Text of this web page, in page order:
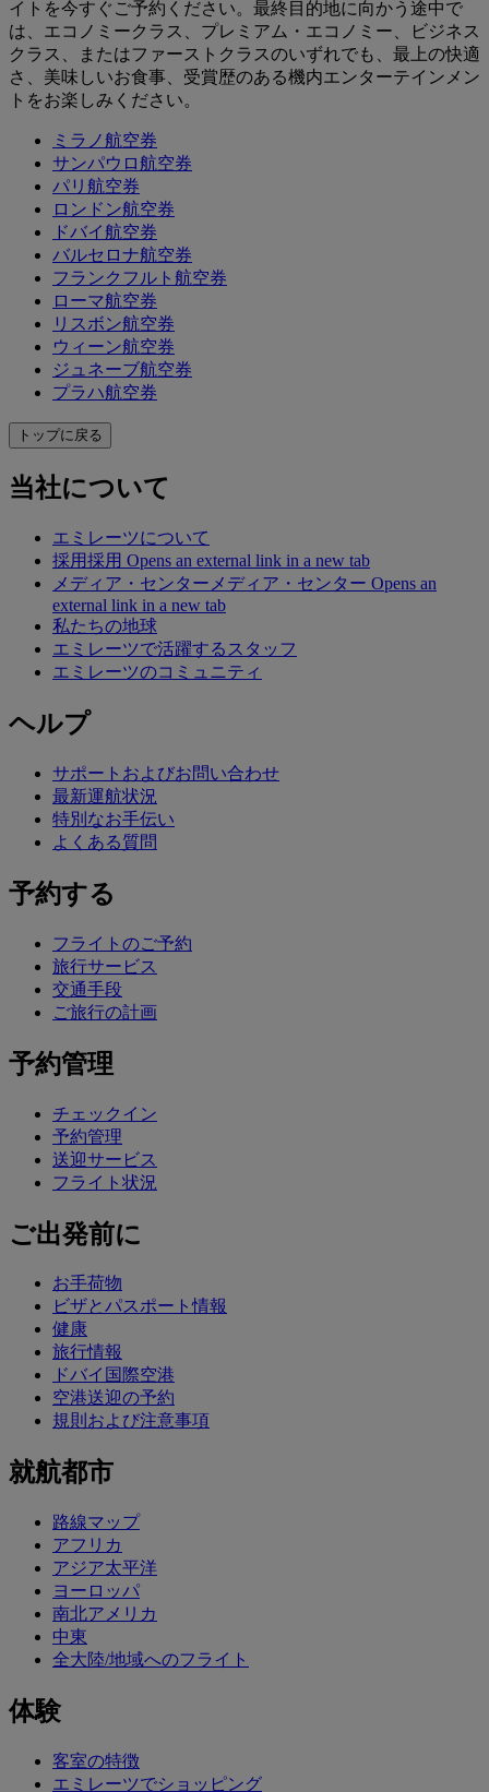
イトを今すぐご予約ください。最終目的地に向かう途中で
は、エコノミークラス、プレミアム・エコノミー、ビジネス
クラス、またはファーストクラスのいずれでも、最上の快適
さ、美味しいお食事、受賞歴のある機内エンターテインメン
トをお楽しみください。
ミラノ航空券
サンパウロ航空券
パリ航空券
ロンドン航空券
ドバイ航空券
バルセロナ航空券
フランクフルト航空券
ローマ航空券
リスボン航空券
ウィーン航空券
ジュネーブ航空券
プラハ航空券
トップに戻る
当社について
エミレーツについて
採用採用 Opens an external link in a new tab
メディア・センター メディア・センター Opens an
external link in a new tab
私たちの地球
エミレーツで活躍するスタッフ
エミレーツのコミュニティ
ヘルプ
サポートおよびお問い合わせ
最新運航状況
特別なお手伝い
よくある質問
予約する
フライトのご予約
旅行サービス
交通手段
ご旅行の計画
予約管理
チェックイン
予約管理
送迎サービス
フライト状況
ご出発前に
お手荷物
ビザとパスポート情報
健康
旅行情報
ドバイ国際空港
空港送迎の予約
規則および注意事項
就航都市
路線マップ
アフリカ
アジア太平洋
ヨーロッパ
南北アメリカ
中東
全大陸/地域へのフライト
体験
客室の特徴
エミレーツでショッピング